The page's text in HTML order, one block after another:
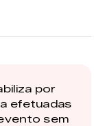
por
efetuadas
sem